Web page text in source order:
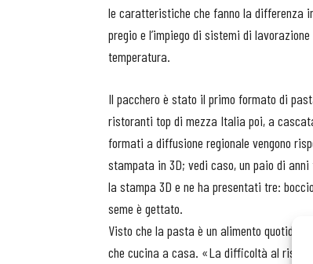
le caratteristiche che fanno la differenza
pregio e l’impiego di sistemi di
temperatura.
Il pacchero è stato il primo formato di
ristoranti top di mezza Italia poi, a
formati a diffusione regionale vengono
stampata in 3D; vedi caso, un paio di
la stampa 3D e ne ha presentati tre:
seme è gettato.
Visto che la pasta è un alimento
che cucina a casa. «La difficoltà al